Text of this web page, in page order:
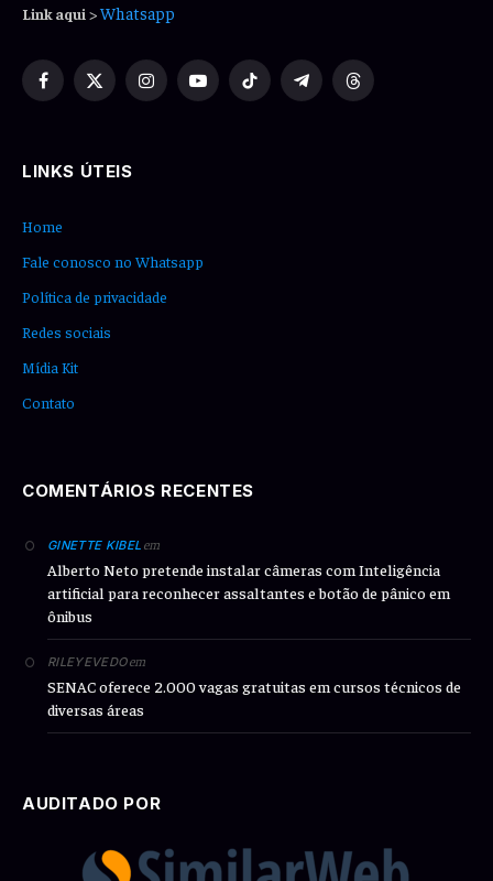
Link aqui >Whatsapp
Facebook
X
InstagramYouTubeTikTok TelegramThreads
LINKS ÚTEIS
Home
Fale conosco no Whatsapp
Política de privacidade
Redes sociais
Mídia Kit
Contato
COMENTÁRIOS RECENTES
GINETTE KIBEL em
Alberto Neto pretende instalar câmeras com Inteligência
artificial para reconhecer assaltantes e botão de pânico em
ônibus
RILEYEVEDOem
SENAC oferece 2.000 vagas gratuitas em cursos técnicos de
diversas áreas
AUDITADO POR